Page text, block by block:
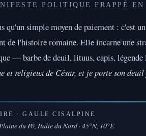
POLITIQUE FRAPPÉ EN
qu'un simple moyen de paiement : c'est un
de l'histoire romaine. Elle incarne une
— barbe de deuil, lituus, capis,
religieux de César, et je porte son
· GAULE CISALPINE
du Pô, Italie du Nord · 45°N, 10°E